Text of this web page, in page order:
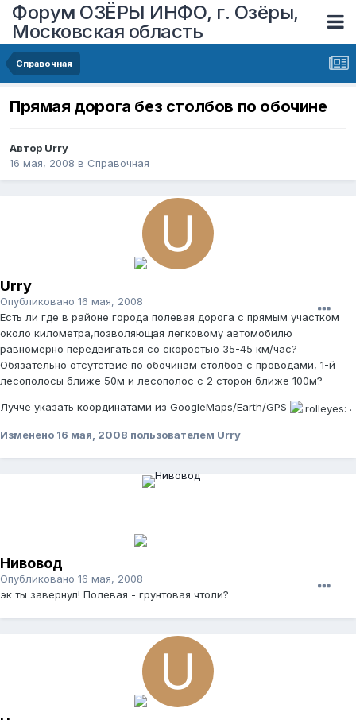
Форум ОЗЁРЫ ИНФО, г. Озёры,
Московская область
Справочная
Прямая дорога без столбов по обочине
Автор Urry
16 мая, 2008 в Справочная
Urry
Опубликовано 16 мая, 2008
Есть ли где в районе города полевая дорога с прямым участком
около километра,позволяющая легковому автомобилю
равномерно передвигаться со скоростью 35-45 км/час?
Обязательно отсутствие по обочинам столбов с проводами, 1-й
лесополосы ближе 50м и лесополос с 2 сторон ближе 100м?
Лучче указать координатами из GoogleMaps/Earth/GPS .
Изменено 16 мая, 2008 пользователем Urry
Нивовод
Опубликовано 16 мая, 2008
эк ты завернул! Полевая - грунтовая чтоли?